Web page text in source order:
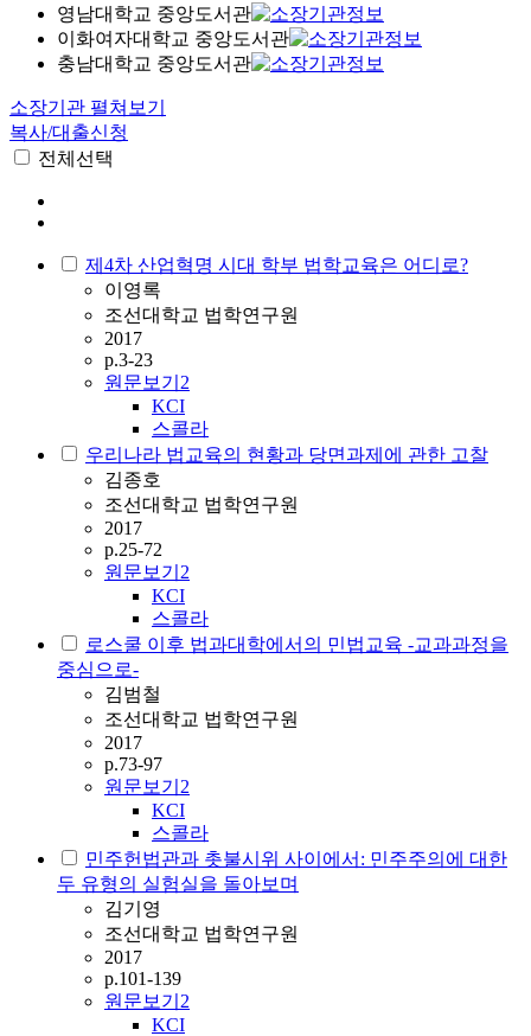
영남대학교 중앙도서관
이화여자대학교 중앙도서관
충남대학교 중앙도서관
소장기관 펼쳐보기
복사/대출신청
전체선택
제4차 산업혁명 시대 학부 법학교육은 어디로?
이영록
조선대학교 법학연구원
2017
p.3-23
원문보기 2
KCI
스콜라
우리나라 법교육의 현황과 당면과제에 관한 고찰
김종호
조선대학교 법학연구원
2017
p.25-72
원문보기 2
KCI
스콜라
로스쿨 이후 법과대학에서의 민법교육 -교과과정을
중심으로-
김범철
조선대학교 법학연구원
2017
p.73-97
원문보기 2
KCI
스콜라
민주헌법관과 촛불시위 사이에서: 민주주의에 대한
두 유형의 실험실을 돌아보며
김기영
조선대학교 법학연구원
2017
p.101-139
원문보기 2
KCI